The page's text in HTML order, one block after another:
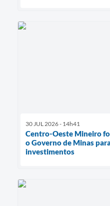
30 JUL 2026 - 14h41
Centro-Oeste Mineiro
o Governo de Minas
investimentos